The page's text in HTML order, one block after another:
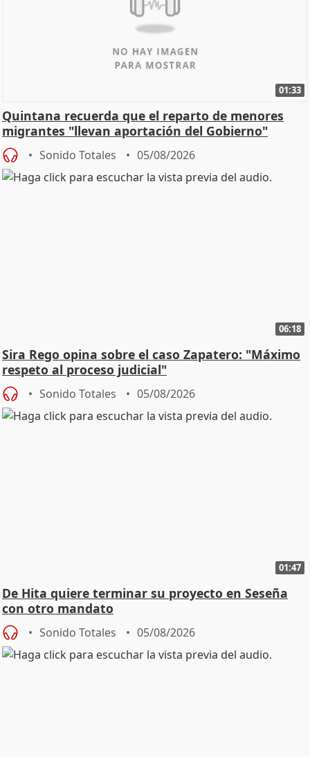
01:33
Quintana recuerda que el reparto de menores
migrantes "llevan aportación del Gobierno"
central
Sonido Totales 05/08/2026
06:18
Sira Rego opina sobre el caso Zapatero: "Máximo
respeto al proceso judicial"
Sonido Totales 05/08/2026
01:47
De Hita quiere terminar su proyecto en Seseña
con otro mandato
Sonido Totales 05/08/2026